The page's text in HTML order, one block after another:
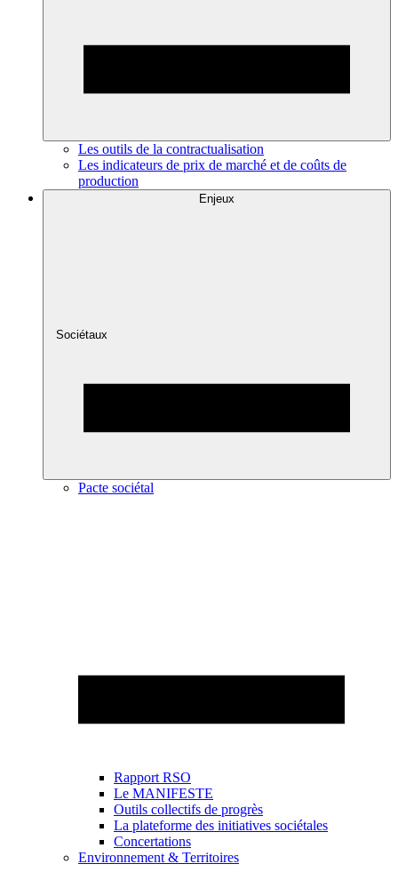
Les outils de la contractualisation
Les indicateurs de prix de marché et de coûts de
production
Enjeux
Sociétaux
Pacte sociétal
Rapport RSO
Le MANIFESTE
Outils collectifs de progrès
La plateforme des initiatives sociétales
Concertations
Environnement & Territoires